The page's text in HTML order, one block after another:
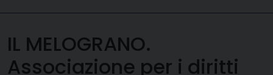
IL MELOGRANO.
Associazione per i diritti